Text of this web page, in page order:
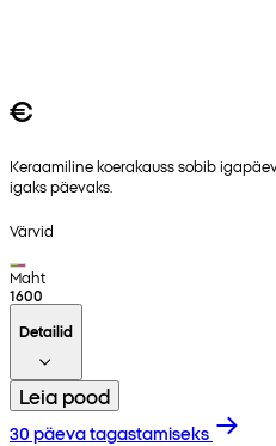
€
Keraamiline koerakauss sobib
igaks päevaks.
Värvid
Maht
1600
Detailid
Leia pood
30 päeva tagastamiseks